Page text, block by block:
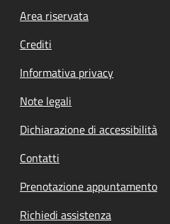
Footer menu
Area riservata
Crediti
Informativa privacy
Note legali
Dichiarazione di accessibilità
Contatti
Prenotazione appuntamento
Richiedi assistenza